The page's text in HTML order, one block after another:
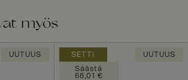
myös
UUTUUS
SETTI
Säästä
68,01 €
UUTUUS